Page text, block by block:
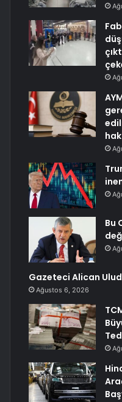
Bu
Gazeteci Alican
Ağustos 6, 2026